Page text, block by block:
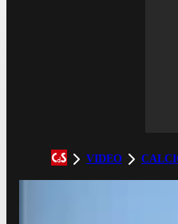
VIDEO